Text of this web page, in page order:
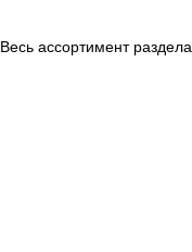
Весь ассортимент раздела